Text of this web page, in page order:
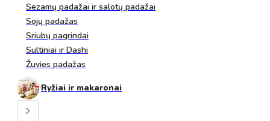
Sezamų padažai ir salotų padažai
Sojų padažas
Sriubų pagrindai
Sultiniai ir Dashi
Žuvies padažas
Ryžiai ir makaronai